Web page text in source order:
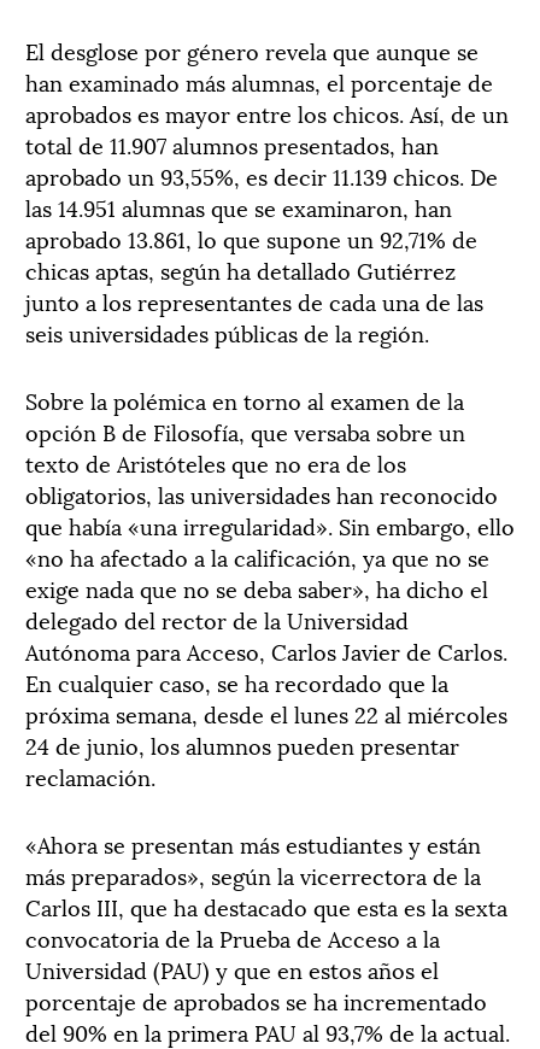
El desglose por género revela que aunque se
han examinado más alumnas, el porcentaje de
aprobados es mayor entre los chicos. Así, de un
total de 11.907 alumnos presentados, han
aprobado un 93,55%, es decir 11.139 chicos. De
las 14.951 alumnas que se examinaron, han
aprobado 13.861, lo que supone un 92,71% de
chicas aptas, según ha detallado Gutiérrez
junto a los representantes de cada una de las
seis universidades públicas de la región.
Sobre la polémica en torno al examen de la
opción B de Filosofía, que versaba sobre un
texto de Aristóteles que no era de los
obligatorios, las universidades han reconocido
que había «una irregularidad». Sin embargo, ello
«no ha afectado a la calificación, ya que no se
exige nada que no se deba saber», ha dicho el
delegado del rector de la Universidad
Autónoma para Acceso, Carlos Javier de Carlos.
En cualquier caso, se ha recordado que la
próxima semana, desde el lunes 22 al miércoles
24 de junio, los alumnos pueden presentar
reclamación.
«Ahora se presentan más estudiantes y están
más preparados», según la vicerrectora de la
Carlos III, que ha destacado que esta es la sexta
convocatoria de la Prueba de Acceso a la
Universidad (PAU) y que en estos años el
porcentaje de aprobados se ha incrementado
del 90% en la primera PAU al 93,7% de la actual.